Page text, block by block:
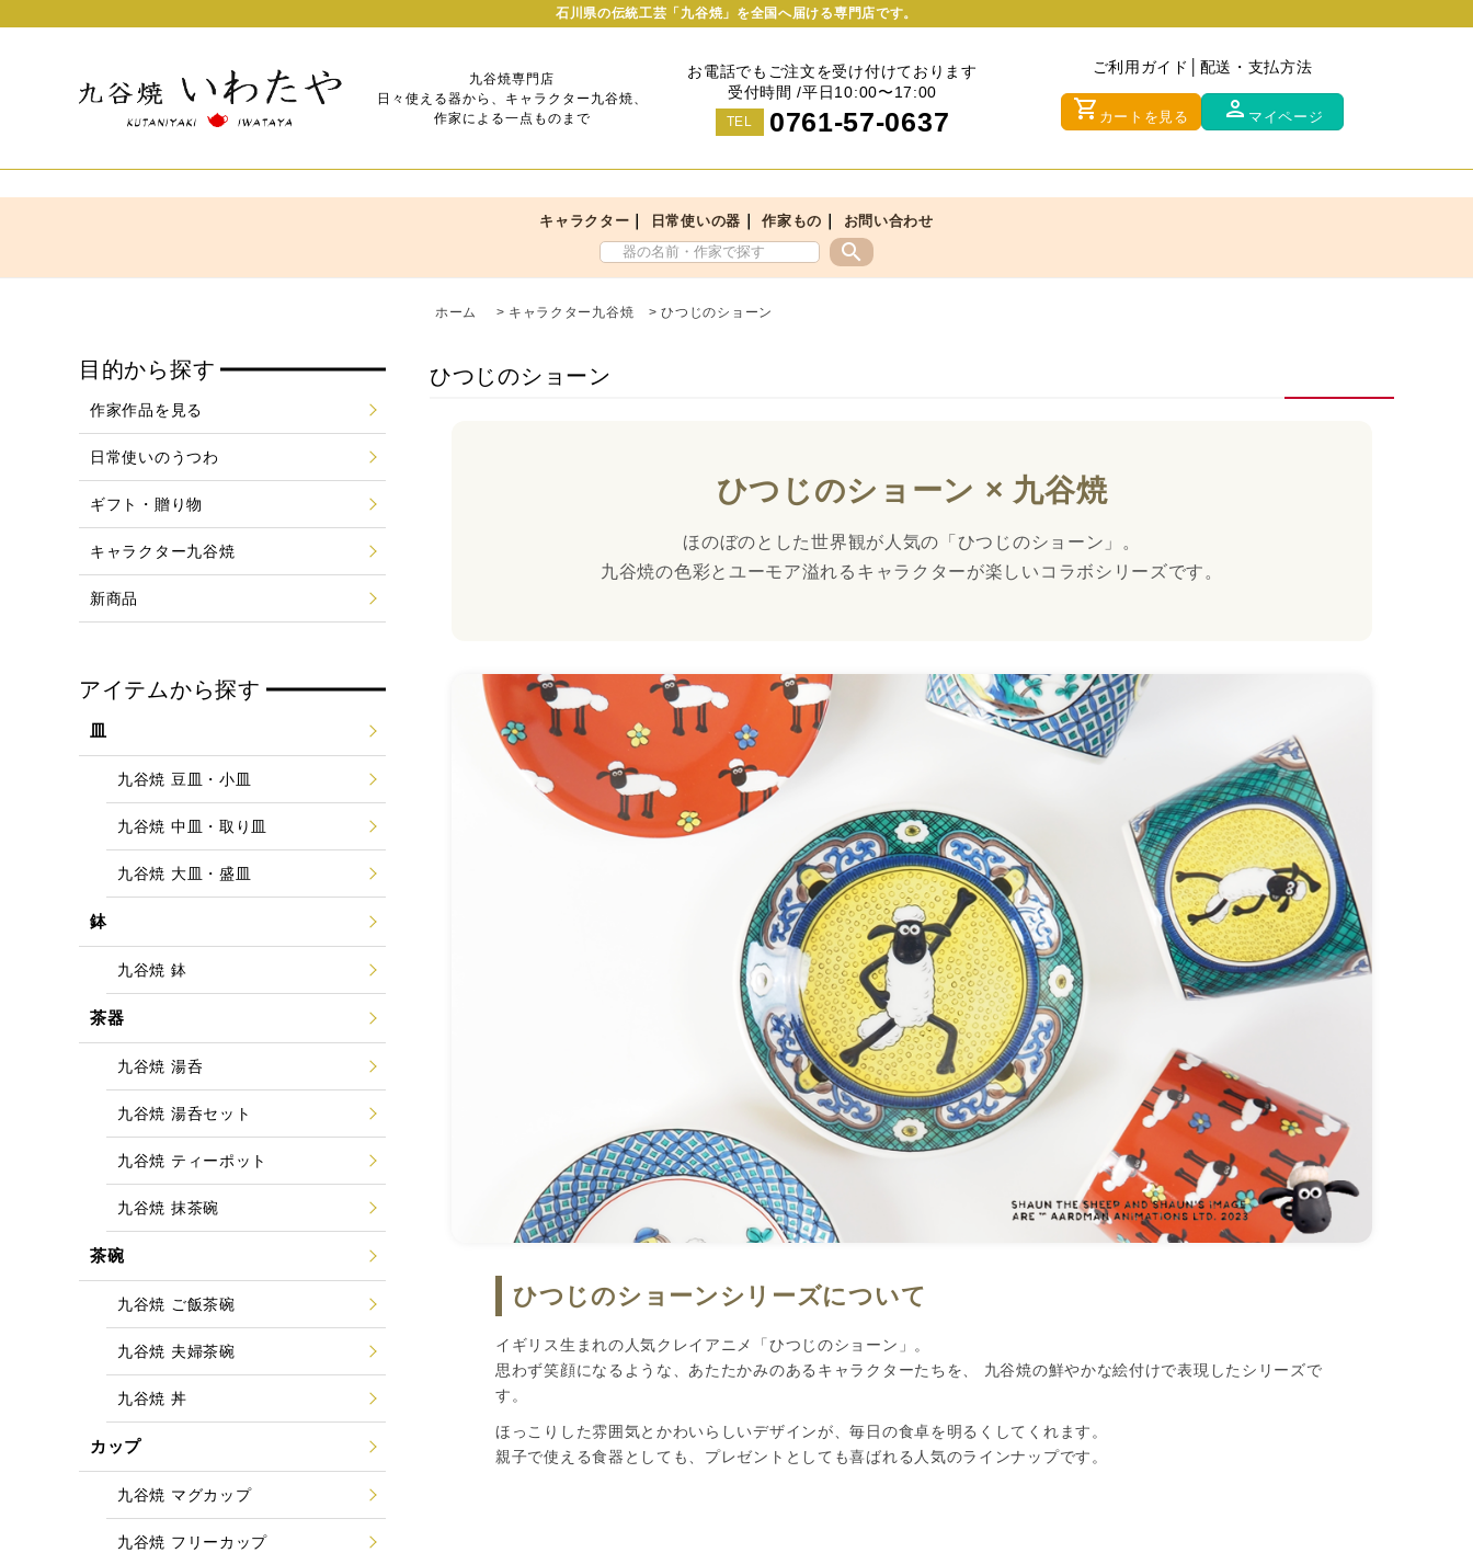
石川県の伝統工芸「九谷焼」を全国へ届ける専門店です。
九谷焼専門店
日々使える器から、キャラクター九谷焼、
作家による一点ものまで
お電話でもご注文を受け付けております
受付時間 /平日10:00〜17:00
TEL 0761-57-0637
ご利用ガイド 配送・支払方法
shopping_cart カートを見る person マイページ
キャラクター 日常使いの器 ｜作家もの お問い合わせ
search
ホーム > キャラクター九谷焼 >ひつじのショーン
ひつじのショーン
ひつじのショーン × 九谷焼
ほのぼのとした世界観が人気の「ひつじのショーン」。
九谷焼の色彩とユーモア溢れるキャラクターが楽しいコラボシリーズです。
ひつじのショーンシリーズについて
イギリス生まれの人気クレイアニメ「ひつじのショーン」。
思わず笑顔になるような、あたたかみのあるキャラクターたちを、 九谷焼の鮮やかな絵付けで表現したシリーズで
す。
ほっこりした雰囲気とかわいらしいデザインが、毎日の食卓を明るくしてくれます。
親子で使える食器としても、プレゼントとしても喜ばれる人気のラインナップです。
目的から探す
作家作品を見る
日常使いのうつわ
ギフト・贈り物
キャラクター九谷焼
新商品
アイテムから探す
皿
九谷焼 豆皿・小皿
九谷焼 中皿・取り皿
九谷焼 大皿・盛皿
鉢
九谷焼 鉢
茶器
九谷焼 湯呑
九谷焼 湯呑セット
九谷焼 ティーポット
九谷焼 抹茶碗
茶碗
九谷焼 ご飯茶碗
九谷焼 夫婦茶碗
九谷焼 丼
カップ
九谷焼 マグカップ
九谷焼 フリーカップ